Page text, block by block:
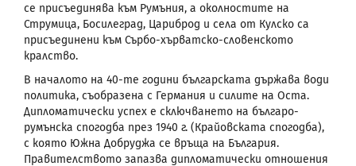
се присъединява към Румъния, а околностите на
Струмица, Босилеград, Цариброд и села от Кулско са
присъединени към Сърбо-хърватско-словенското
кралство.
В началото на 40-те години българската държава води
политика, съобразена с Германия и силите на Оста.
Дипломатически успех е сключването на българо-
румънска спогодба през 1940 г. (Крайовската спогодба),
с която Южна Добруджа се връща на България.
Правителството запазва дипломатически отношения